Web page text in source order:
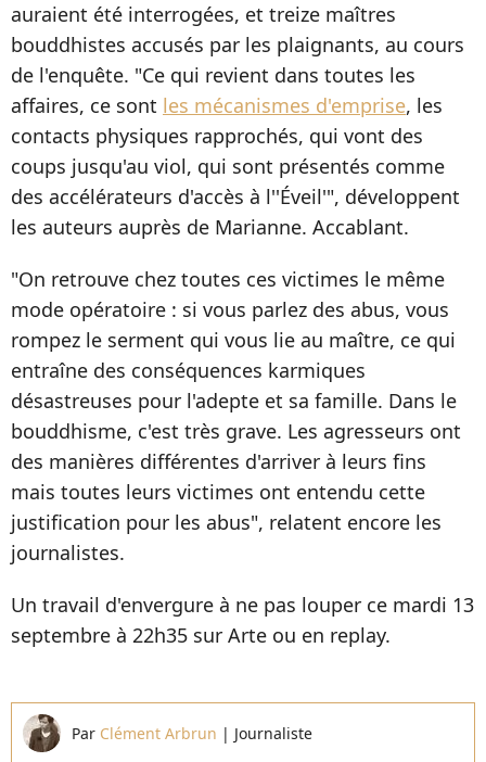
auraient été interrogées, et treize maîtres
bouddhistes accusés par les plaignants, au cours
de l'enquête. "Ce qui revient dans toutes les
affaires, ce sont les mécanismes d'emprise, les
contacts physiques rapprochés, qui vont des
coups jusqu'au viol, qui sont présentés comme
des accélérateurs d'accès à l''Éveil'", développent
les auteurs auprès de Marianne. Accablant.
"On retrouve chez toutes ces victimes le même
mode opératoire : si vous parlez des abus, vous
rompez le serment qui vous lie au maître, ce qui
entraîne des conséquences karmiques
désastreuses pour l'adepte et sa famille. Dans le
bouddhisme, c'est très grave. Les agresseurs ont
des manières différentes d'arriver à leurs fins
mais toutes leurs victimes ont entendu cette
justification pour les abus", relatent encore les
journalistes.
Un travail d'envergure à ne pas louper ce mardi 13
septembre à 22h35 sur Arte ou en replay.
Par Clément Arbrun | Journaliste